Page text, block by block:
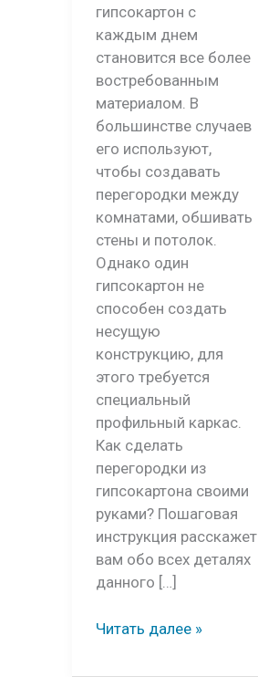
гипсокартон с
каждым днем
становится все более
востребованным
материалом. В
большинстве случаев
его используют,
чтобы создавать
перегородки между
комнатами, обшивать
стены и потолок.
Однако один
гипсокартон не
способен создать
несущую
конструкцию, для
этого требуется
специальный
профильный каркас.
Как сделать
перегородки из
гипсокартона своими
руками? Пошаговая
инструкция расскажет
вам обо всех деталях
данного […]
Перегородки
гипсокартона
Читать далее »